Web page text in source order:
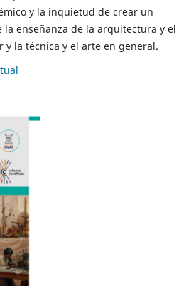
y la inquietud de crear un
enseñanza de la arquitectura y el
la técnica y el arte en general.